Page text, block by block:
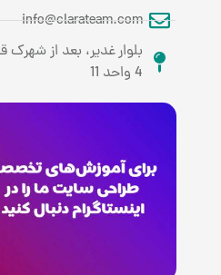
info@clarateam.com
بلوار غدیر، بعد از
4 واحد 11